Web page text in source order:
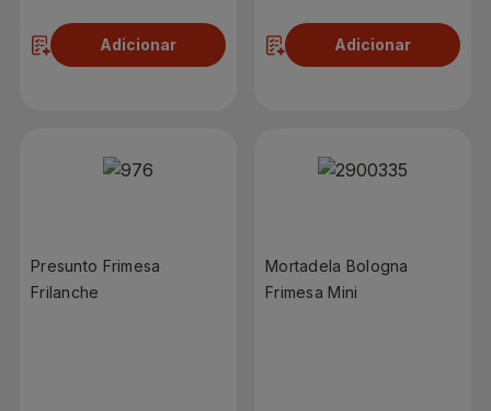
Adicionar Adicionar
Presunto Frimesa
Frilanche
Mortadela Bologna
Frimesa Mini